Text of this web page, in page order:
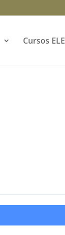
Cursos ELE